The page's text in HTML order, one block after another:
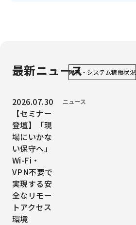
最新ニュース
投稿日時：
2026.07.30 カテゴリー：
ニュース
【セミナー
登壇】「現
場にいかな
い保守へ」
Wi-Fi・
VPN不要で
実現する安
全なリモー
トアクセス
環境
障害・システム稼働状況